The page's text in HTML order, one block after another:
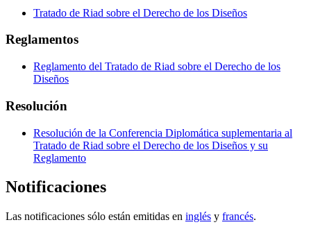
Tratado de Riad sobre el Derecho de los Diseños
Reglamentos
Reglamento del Tratado de Riad sobre el Derecho de los
Diseños
Resolución
Resolución de la Conferencia Diplomática suplementaria al
Tratado de Riad sobre el Derecho de los Diseños y su
Reglamento
Notificaciones
Las notificaciones sólo están emitidas en inglés y francés.